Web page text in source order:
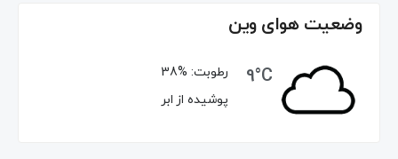
وضعیت هوای وین
9°C
رطوبت: 38%
پوشیده از ابر